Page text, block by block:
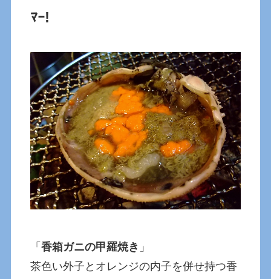
ﾏｰ!
「香箱ガニの甲羅焼き 」
茶色い外子とオレンジの内子を併せ持つ香